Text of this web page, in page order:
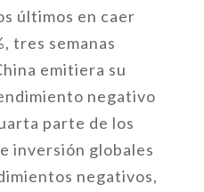
últimos en caer
tres semanas
emitiera su
negativo
parte de los
inversión globales
negativos,